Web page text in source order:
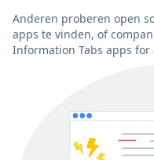
Anderen proberen open
apps te vinden, of
Information Tabs apps